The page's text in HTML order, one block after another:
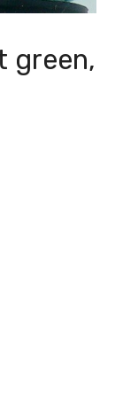
green,